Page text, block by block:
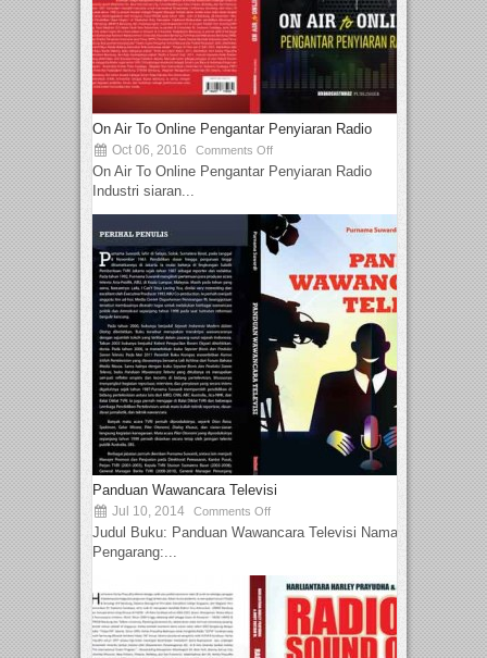
On Air To Online Pengantar Penyiaran Radio
Oct 06, 2016 Comments Off
On Air To Online Pengantar Penyiaran Radio
Industri siaran...
Panduan Wawancara Televisi
Jul 10, 2014 Comments Off
Judul Buku: Panduan Wawancara Televisi Nama
Pengarang:...